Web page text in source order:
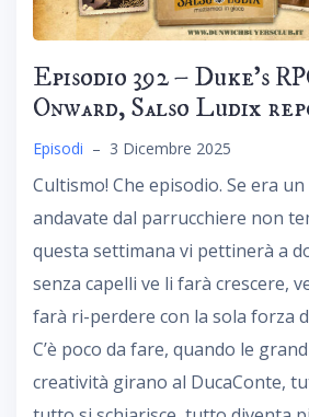
Episodio 392 – Duke’s
Onward, Salso Ludix
Episodi – 3 Dicembre 2025
Cultismo! Che episodio. Se era un
andavate dal parrucchiere non
questa settimana vi pettinerà a
senza capelli ve li farà crescere,
farà ri-perdere con la sola forza
C’è poco da fare, quando le
creatività girano al DucaConte,